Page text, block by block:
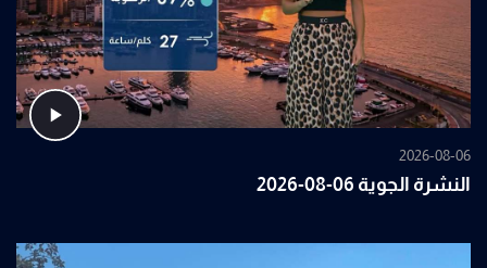
2026-08-06
النشرة الجوية 06-08-2026